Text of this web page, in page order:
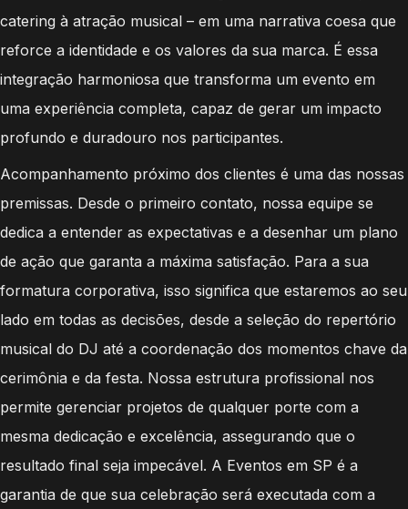
catering à atração musical – em uma narrativa coesa que
reforce a identidade e os valores da sua marca. É essa
integração harmoniosa que transforma um evento em
uma experiência completa, capaz de gerar um impacto
profundo e duradouro nos participantes.
Acompanhamento próximo dos clientes é uma das nossas
premissas. Desde o primeiro contato, nossa equipe se
dedica a entender as expectativas e a desenhar um plano
de ação que garanta a máxima satisfação. Para a sua
formatura corporativa, isso significa que estaremos ao seu
lado em todas as decisões, desde a seleção do repertório
musical do DJ até a coordenação dos momentos chave da
cerimônia e da festa. Nossa estrutura profissional nos
permite gerenciar projetos de qualquer porte com a
mesma dedicação e excelência, assegurando que o
resultado final seja impecável. A Eventos em SP é a
garantia de que sua celebração será executada com a